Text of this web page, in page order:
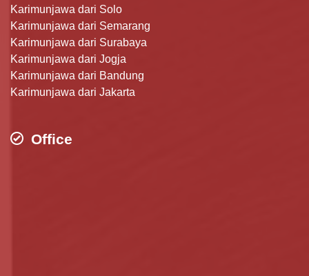
Karimunjawa dari Solo
Karimunjawa dari Semarang
Karimunjawa dari Surabaya
Karimunjawa dari Jogja
Karimunjawa dari Bandung
Karimunjawa dari Jakarta
Office